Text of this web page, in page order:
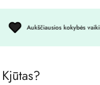
Aukščiausios kokybės